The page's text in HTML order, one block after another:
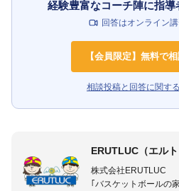
経験豊富なコーチ陣に指
回答はオンライン講
【会員限定】無料で
相談投稿と回答に関す
ERUTLUC（エルト
株式会社ERUTLUC
｢バスケットボールの